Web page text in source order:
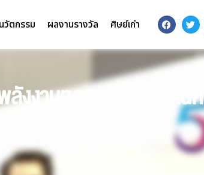
นวัตกรรม ผลงานรางวัล ศิษย์เก่า
งงานทดแทน จากพืชใน